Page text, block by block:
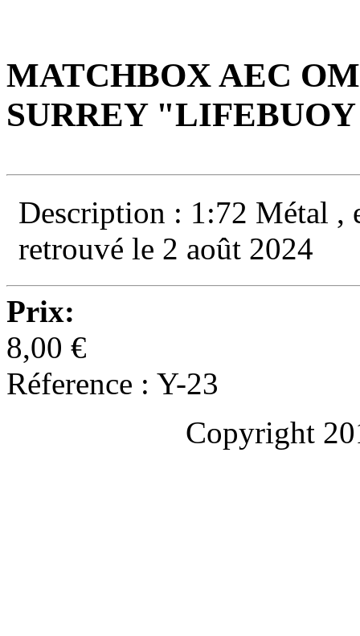
MATCHBOX AEC
SURREY
Description : 1:72 Métal ,
retrouvé le 2 août 2024
Prix:
8,00 €
Réference : Y-23
Copyright